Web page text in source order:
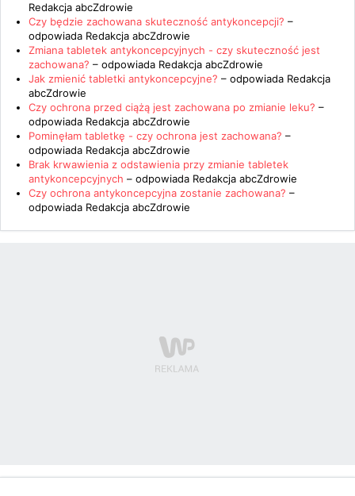
Redakcja abcZdrowie
Czy będzie zachowana skuteczność antykoncepcji? –
odpowiada Redakcja abcZdrowie
Zmiana tabletek antykoncepcyjnych - czy skuteczność jest
zachowana? – odpowiada Redakcja abcZdrowie
Jak zmienić tabletki antykoncepcyjne? – odpowiada Redakcja
abcZdrowie
Czy ochrona przed ciążą jest zachowana po zmianie leku? –
odpowiada Redakcja abcZdrowie
Pominęłam tabletkę - czy ochrona jest zachowana? –
odpowiada Redakcja abcZdrowie
Brak krwawienia z odstawienia przy zmianie tabletek
antykoncepcyjnych – odpowiada Redakcja abcZdrowie
Czy ochrona antykoncepcyjna zostanie zachowana? –
odpowiada Redakcja abcZdrowie